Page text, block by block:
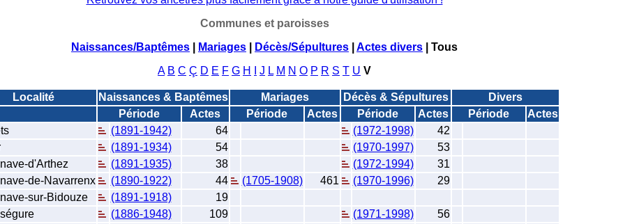
Communes et paroisses
Naissances/Baptêmes
Mariages Décès/Sépultures Actes divers | Tous
A B C Ç D E F G H J L M N O P R S T U V
Localité Naissances & Baptêmes Mariages Décès & Sépultures
Divers
Période
Actes Période Actes Période Actes Période
Actes
(1891-1942) 64 (1972-1998)
42
(1891-1934) 54 (1970-1997)
53
d'Arthez
(1891-1935) 38 (1972-1994)
31
de-Navarrenx
(1890-1922) 44 (1705-1908) 461 (1970-1996)
29
sur-Bidouze
(1891-1918)
19
(1886-1948) 109 (1971-1998)
56